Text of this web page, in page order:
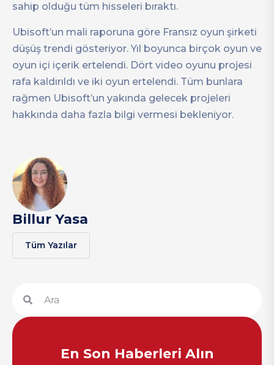
sahip olduğu tüm hisseleri bıraktı.
Ubisoft’un mali raporuna göre Fransız oyun şirketi
düşüş trendi gösteriyor. Yıl boyunca birçok oyun ve
oyun içi içerik ertelendi. Dört video oyunu projesi
rafa kaldırıldı ve iki oyun ertelendi. Tüm bunlara
rağmen Ubisoft’un yakında gelecek projeleri
hakkında daha fazla bilgi vermesi bekleniyor.
Billur Yasa
Tüm Yazılar
En Son Haberleri Alın